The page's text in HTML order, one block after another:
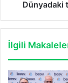
Dünyadaki
İlgili